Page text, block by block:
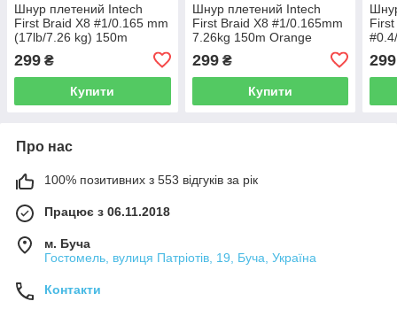
Шнур плетений Intech
First Braid X8 #1/0.165 mm
(17lb/7.26 kg) 150m
299 ₴
Купити
Шнур плетений Intech
First Braid X8 #1/0.165mm
7.26kg 150m Orange
299₴
Купити
299
Про нас
100% позитивних з 553 відгуків за рік
Працює з 06.11.2018
м. Буча
Гостомель, вулиця Патріотів, 19, Буча, Україна
Контакти